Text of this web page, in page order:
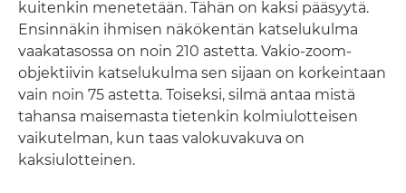
kuitenkin menetetään. Tähän on kaksi pääsyytä.
Ensinnäkin ihmisen näkökentän katselukulma
vaakatasossa on noin 210 astetta. Vakio-zoom-
objektiivin katselukulma sen sijaan on korkeintaan
vain noin 75 astetta. Toiseksi, silmä antaa mistä
tahansa maisemasta tietenkin kolmiulotteisen
vaikutelman, kun taas valokuvakuva on
kaksiulotteinen.